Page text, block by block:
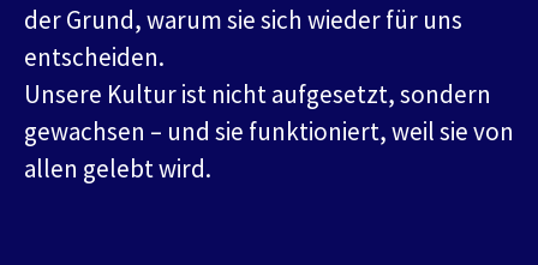
der Grund, warum sie sich wieder für uns
entscheiden.
Unsere Kultur ist nicht aufgesetzt, sondern
gewachsen – und sie funktioniert, weil sie von
allen gelebt wird.